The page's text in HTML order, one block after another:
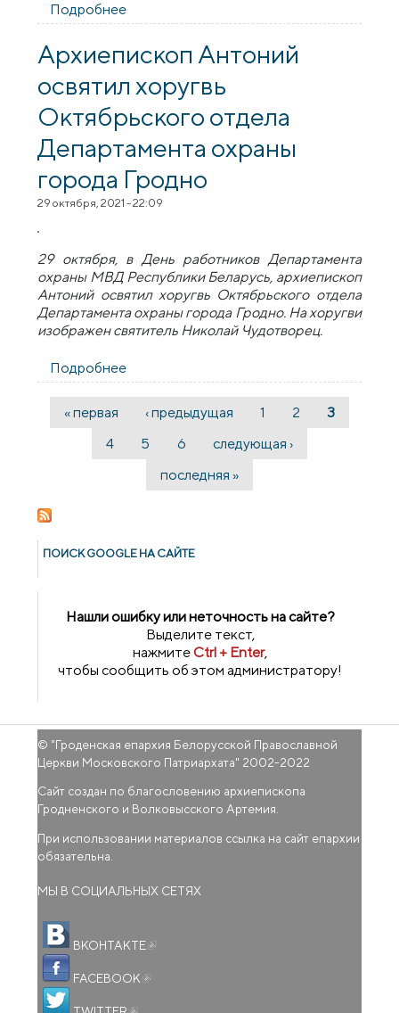
Подробнее
Пятидесятнице архиепископ Антоний
совершил всенощное бдение в
Покровском кафедральном соборе
города Гродно
Архиепископ Антоний
освятил хоругвь
Октябрьского отдела
Департамента охраны
города Гродно
29 октября, 2021 - 22:09
29 октября, в День работников Департамента
охраны МВД Республики Беларусь, архиепископ
Антоний освятил хоругвь Октябрьского отдела
Департамента охраны города Гродно. На хоругви
изображен святитель Николай Чудотворец.
Подробнее
Октябрьского отдела Департамента
охраны города Гродно
Страницы
« первая ‹ предыдущая 1 2
3
4
5 6
следующая ›
последняя »
ПОИСК GOОGLE НА САЙТЕ
Нашли ошибку или неточность на сайте?
Выделите текст,
нажмитеCtrl + Enter,
чтобы сообщить об этом администратору!
© "Гроденская епархия Белорусской Православной
Церкви Московского Патриархата" 2002-2022
Сайт создан по благословению архиепископа
Гродненского и Волковысского Артемия.
При использовании материалов ссылка на сайт епархии
обязательна.
МЫ В СОЦИАЛЬНЫХ СЕТЯХ
ВКОНТАКТЕ
FACEBOOK